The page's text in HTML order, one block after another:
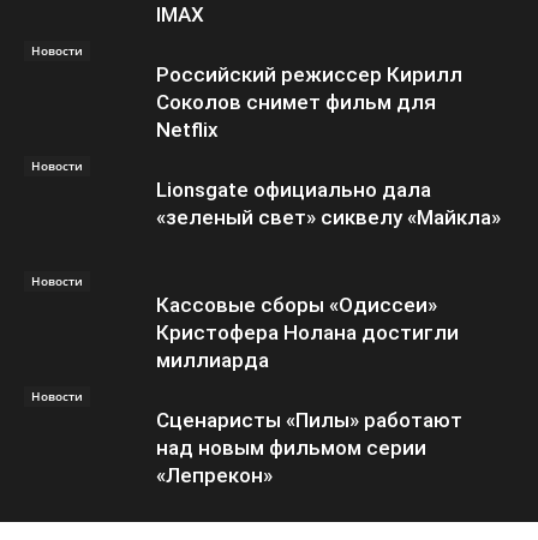
IMAX
Новости
Российский режиссер Кирилл
Соколов снимет фильм для
Netflix
Новости
Lionsgate официально дала
«зеленый свет» сиквелу «Майкла»
Новости
Кассовые сборы «Одиссеи»
Кристофера Нолана достигли
миллиарда
Новости
Сценаристы «Пилы» работают
над новым фильмом серии
«Лепрекон»